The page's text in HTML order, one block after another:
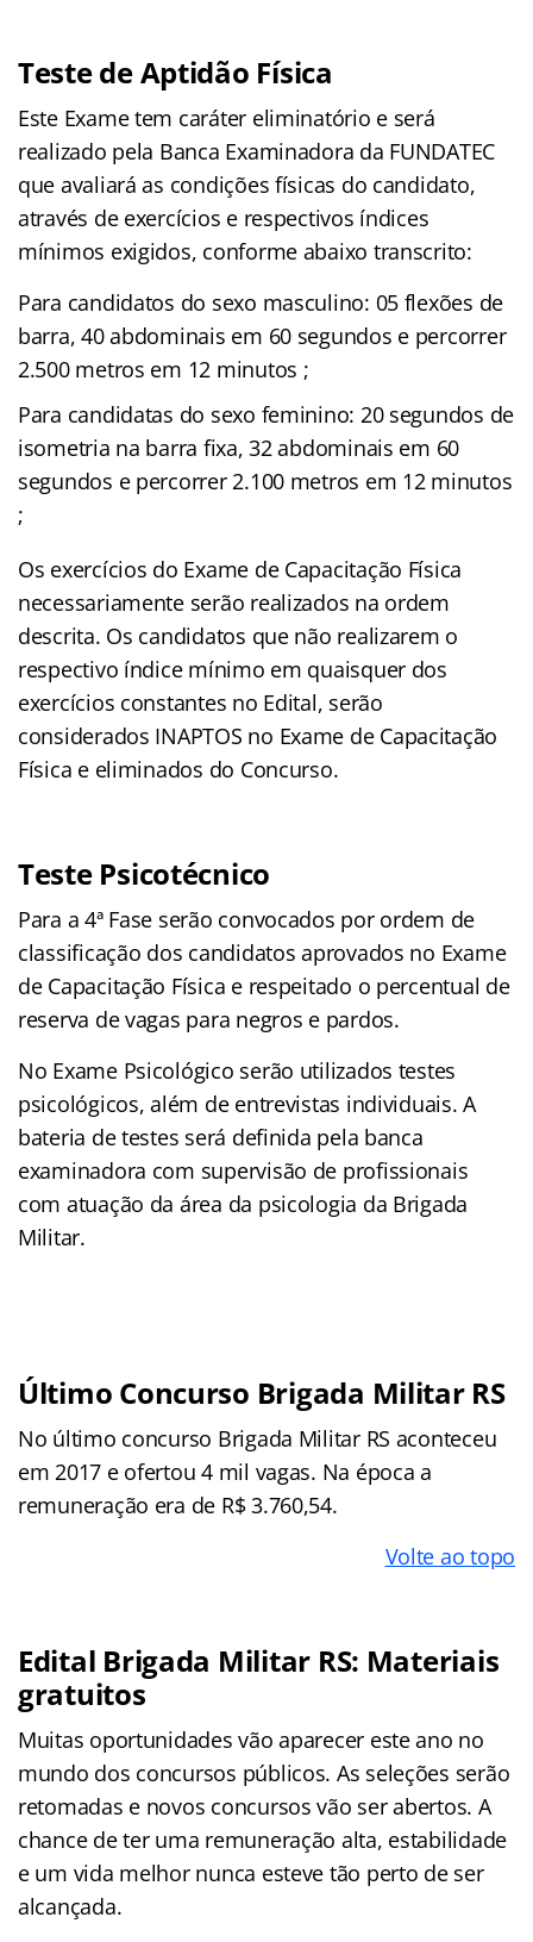
Teste de Aptidão Física
Este Exame tem caráter eliminatório e será
realizado pela Banca Examinadora da FUNDATEC
que avaliará as condições físicas do candidato,
através de exercícios e respectivos índices
mínimos exigidos, conforme abaixo transcrito:
Para candidatos do sexo masculino: 05 flexões de
barra, 40 abdominais em 60 segundos e percorrer
2.500 metros em 12 minutos ;
Para candidatas do sexo feminino: 20 segundos de
isometria na barra fixa, 32 abdominais em 60
segundos e percorrer 2.100 metros em 12 minutos
;
Os exercícios do Exame de Capacitação Física
necessariamente serão realizados na ordem
descrita. Os candidatos que não realizarem o
respectivo índice mínimo em quaisquer dos
exercícios constantes no Edital, serão
considerados INAPTOS no Exame de Capacitação
Física e eliminados do Concurso.
Teste Psicotécnico
Para a 4ª Fase serão convocados por ordem de
classificação dos candidatos aprovados no Exame
de Capacitação Física e respeitado o percentual de
reserva de vagas para negros e pardos.
No Exame Psicológico serão utilizados testes
psicológicos, além de entrevistas individuais. A
bateria de testes será definida pela banca
examinadora com supervisão de profissionais
com atuação da área da psicologia da Brigada
Militar.
Último Concurso Brigada Militar RS
No último concurso Brigada Militar RS aconteceu
em 2017 e ofertou 4 mil vagas. Na época a
remuneração era de R$ 3.760,54.
Volte ao topo
Edital Brigada Militar RS: Materiais
gratuitos
Muitas oportunidades vão aparecer este ano no
mundo dos concursos públicos. As seleções serão
retomadas e novos concursos vão ser abertos. A
chance de ter uma remuneração alta, estabilidade
e um vida melhor nunca esteve tão perto de ser
alcançada.